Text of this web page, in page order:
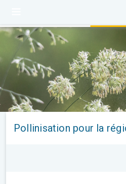
Pollinisation pour la